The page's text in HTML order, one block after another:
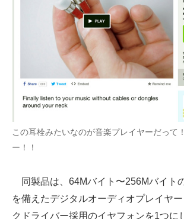
マーケ×ITの今がよく分かる
ITエンジニア向け専門サイト
企業向けIT製品の総合サイト
IT製品の技術・比較・事例
モノづくり技術者専門サイト
電子設計の基本と応用
この耳栓みたいなのが音楽プレイヤーだって
ー！！
同製品は、64Mバイト〜256Mバイト
を備えたデジタルオーディオプレイヤ
クドライバー採用のイヤフォンを1つに